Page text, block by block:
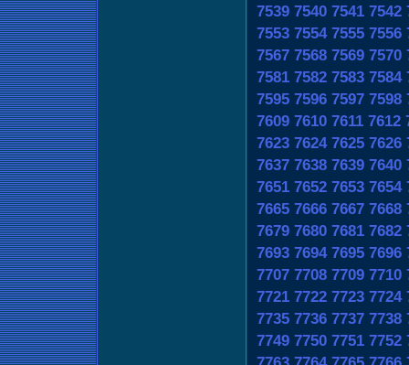
7539 7540 7541 7542
7553 7554 7555 7556
7567 7568 7569 7570
7581 7582 7583 7584
7595 7596 7597 7598
7609 7610 7611 7612
7623 7624 7625 7626
7637 7638 7639 7640
7651 7652 7653 7654
7665 7666 7667 7668
7679 7680 7681 7682
7693 7694 7695 7696
7707 7708 7709 7710
7721 7722 7723 7724
7735 7736 7737 7738
7749 7750 7751 7752